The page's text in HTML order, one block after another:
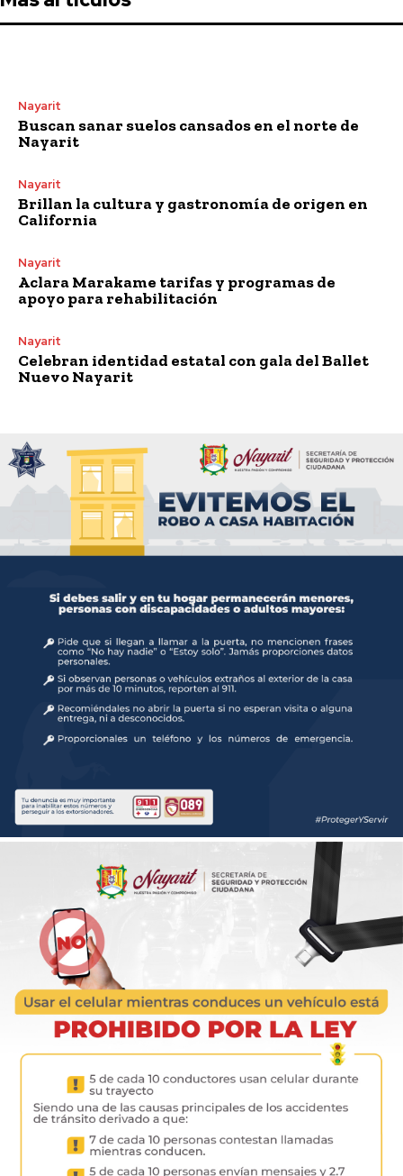
Nayarit
Buscan sanar suelos cansados en el norte de
Nayarit
Nayarit
Brillan la cultura y gastronomía de origen en
California
Nayarit
Aclara Marakame tarifas y programas de
apoyo para rehabilitación
Nayarit
Celebran identidad estatal con gala del Ballet
Nuevo Nayarit